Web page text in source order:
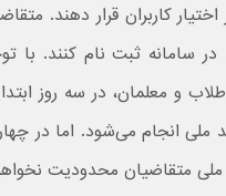
اختیار کاربران قرار دهند.
سامانه ثبت نام کنند. با
و معلمان، در سه روز
انجام می‌شود. اما در چهار
ملی متقاضیان محدودیت